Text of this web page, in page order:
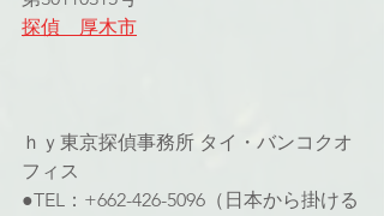
探偵　厚木市
ｈｙ東京探偵事務所 タイ・バンコクオ
フィス
●TEL：+662-426-5096（日本から掛ける